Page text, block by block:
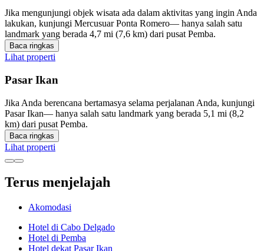
Jika mengunjungi objek wisata ada dalam aktivitas yang ingin Anda
lakukan, kunjungi Mercusuar Ponta Romero— hanya salah satu
landmark yang berada 4,7 mi (7,6 km) dari pusat Pemba.
Baca ringkas
Lihat properti
Pasar Ikan
Jika Anda berencana bertamasya selama perjalanan Anda, kunjungi
Pasar Ikan— hanya salah satu landmark yang berada 5,1 mi (8,2
km) dari pusat Pemba.
Baca ringkas
Lihat properti
Terus menjelajah
Akomodasi
Hotel di Cabo Delgado
Hotel di Pemba
Hotel dekat Pasar Ikan